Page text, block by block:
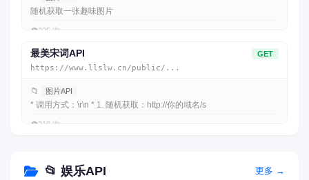
随机获取一张趣味图片
👁️225 次
最美宋词API GET
https://www.llslw.cn/public/...
📁 图片API
* 调用方式：\r\n * 1. 随机获取：http://你的域名/s
👁️218 次
📂 娱乐API 更多 →